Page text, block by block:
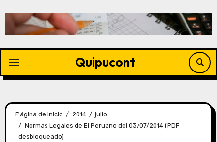
Quipucont
Página de inicio 2014
julio
Normas Legales de El Peruano del 03/07/2014 (PDF
desbloqueado)